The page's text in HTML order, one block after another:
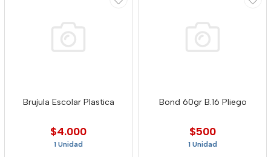
Brujula Escolar Plastica
$4.000
1 Unidad
Bond 60gr B.16 Pliego
$500
1 Unidad